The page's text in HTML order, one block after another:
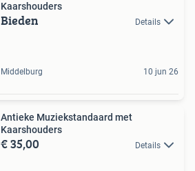
Kaarshouders
Bieden Details
Middelburg 10 jun 26
Antieke Muziekstandaard met
Kaarshouders
€ 35,00 Details